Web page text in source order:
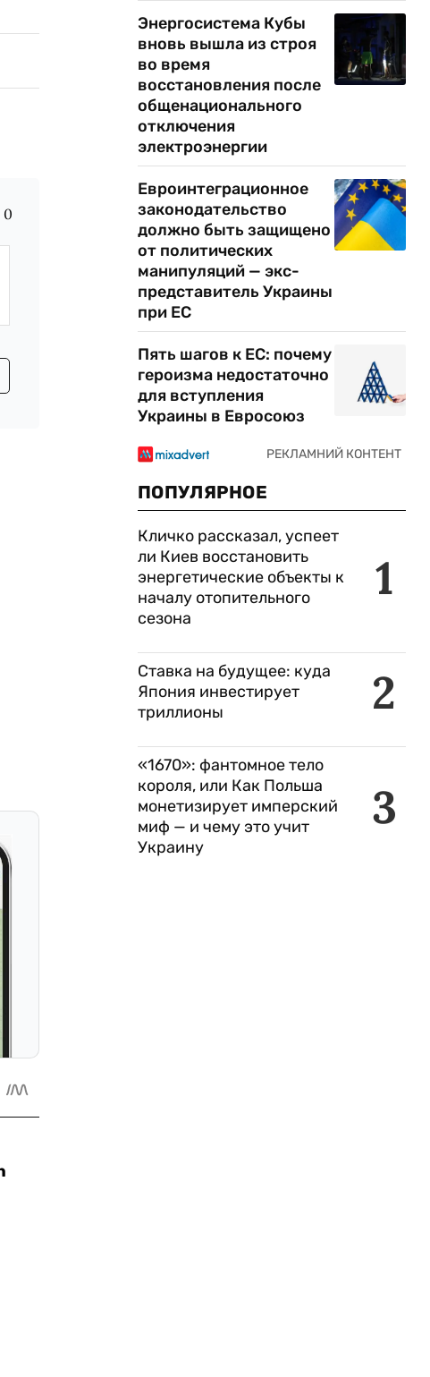
0
Энергосистема Кубы
вновь вышла из строя
во время
восстановления после
общенационального
отключения
электроэнергии
Евроинтеграционное
законодательство
должно быть защищено
от политических
манипуляций — экс-
представитель Украины
при ЕС
Пять шагов к ЕС: почему
героизма недостаточно
для вступления
Украины в Евросоюз
ПОПУЛЯРНОЕ
1
Кличко рассказал, успеет
ли Киев восстановить
энергетические объекты к
началу отопительного
сезона
2
Ставка на будущее: куда
Япония инвестирует
триллионы
3
«1670»: фантомное тело
короля, или Как Польша
монетизирует имперский
миф — и чему это учит
Украину